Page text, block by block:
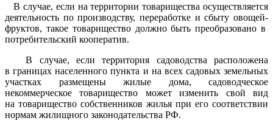
В случае, если на территории товарищества осуществляется
деятельность по производству, переработке и сбыту овощей-
фруктов, такое товарищество должно быть преобразовано в
потребительский кооператив.
В случае, если территория садоводства расположена
в границах населенного пункта и на всех садовых земельных
участках размещены жилые дома, садоводческое
некоммерческое товарищество может изменить свой вид
на товарищество собственников жилья при его соответствии
нормам жилищного законодательства РФ.